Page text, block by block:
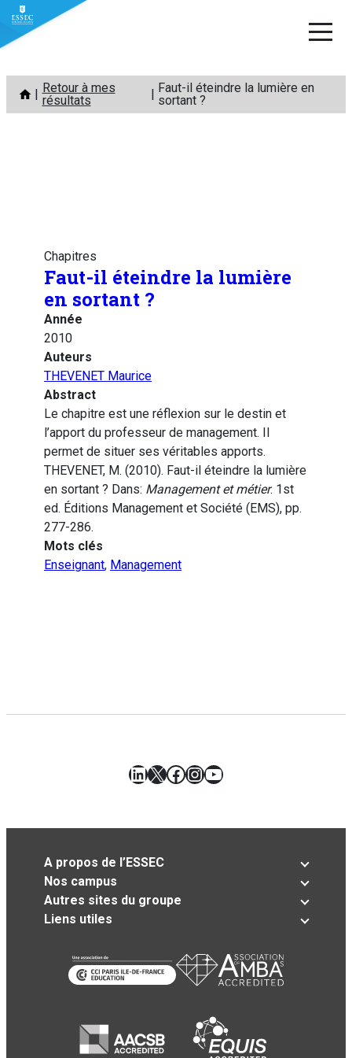
Aller
contenu
Retour à mes
résultats
Faut-il éteindre la lumière en
sortant ?
Chapitres
Faut-il éteindre la lumière
en sortant ?
Année
2010
Auteurs
THEVENET Maurice
Abstract
Le chapitre est une réflexion sur le destin et
l’apport du professeur de management. Il
permet de situer ses véritables apports.
THEVENET, M. (2010). Faut-il éteindre la lumière
en sortant ? Dans: Management et métier. 1st
ed. Éditions Management et Société (EMS), pp.
277-286.
Mots clés
Enseignant, Management
LinkedIn
X Facebook
Instagram
YouTube
A propos de l’ESSEC
Nos campus
Autres sites du groupe
Liens utiles